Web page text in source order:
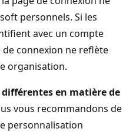
personnels. Si les
avec un compte
connexion ne reflète
organisation.
différentes en matière de
vous recommandons de
personnalisation